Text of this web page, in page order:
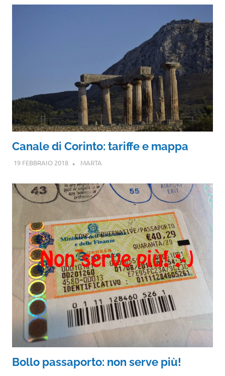
Canale di Corinto: tariffe e mappa
19 FEBBRAIO 2018 MARTA
Bollo passaporto: non serve più!